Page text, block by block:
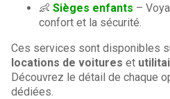
👶 Sièges enfants –
confort et la sécurité.
Ces services sont disponibles
locations de voitures et
Découvrez le détail de chaque
dédiées.